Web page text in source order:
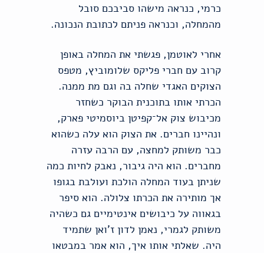
כרמי, כנראה מישהו סביבכם סובל
מהמחלה, וכנראה פניתם לכתובת הנכונה.
אחרי לאוטמן, פגשתי את המחלה באופן
קרוב עם חברי פליקס שלומוביץ, מטפס
הצוקים האגדי שחלה בה וגם מת ממנה.
הכרתי אותו בתוכנית הבוקר כשחזר
מכיבוש צוק אל־קפיטן ביוסמיטי פארק,
ונהיינו חברים. את הצוק הוא עלה כשהוא
כבר משותק למחצה, עם הרבה עזרה
מחברים. הוא היה גיבור, נאבק לחיות כמה
שניתן בעוד המחלה הולכת ועולבת בגופו
אך מותירה את הכרתו צלולה. הוא סיפר
בגאווה על כיבושים אינטימיים גם כשהיה
משותק לגמרי, נאמן לדון ז'ואן שתמיד
היה. שאלתי אותו איך, הוא אמר במבטאו